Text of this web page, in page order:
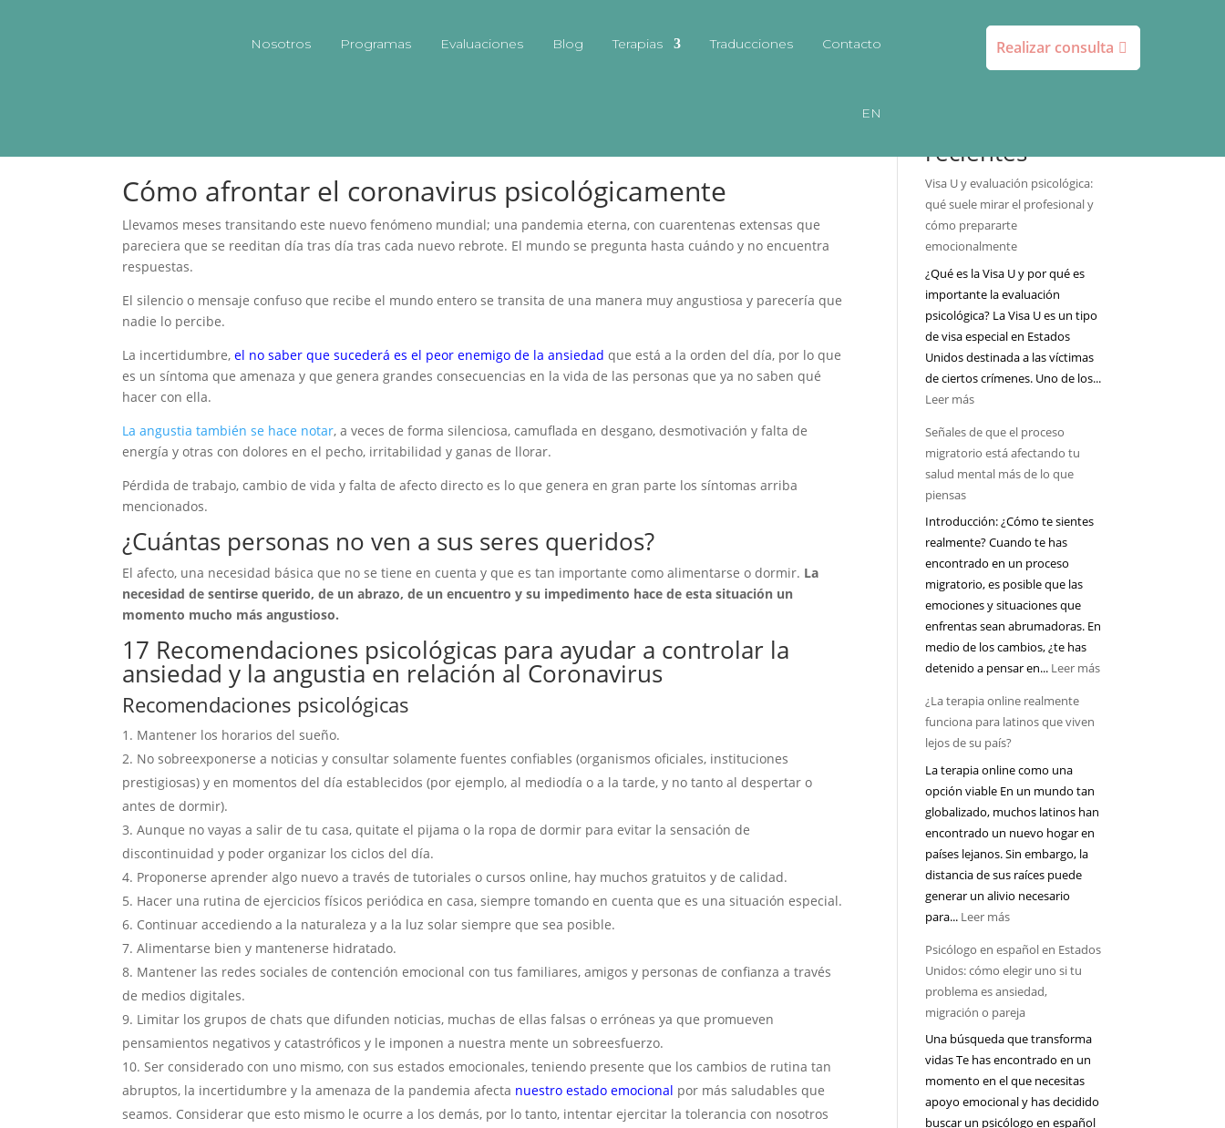
Nosotros Programas Evaluaciones Blog Terapias Traducciones Contacto
EN
Realizar consulta
Cómo afrontar el coronavirus psicológicamente
Llevamos meses transitando este nuevo fenómeno mundial; una pandemia eterna, con cuarentenas extensas que
pareciera que se reeditan día tras día tras cada nuevo rebrote. El mundo se pregunta hasta cuándo y no encuentra
respuestas.
El silencio o mensaje confuso que recibe el mundo entero se transita de una manera muy angustiosa y parecería que
nadie lo percibe.
La incertidumbre,el no saber que sucederá es el peor enemigo de la ansiedad que está a la orden del día, por lo que
es un síntoma que amenaza y que genera grandes consecuencias en la vida de las personas que ya no saben qué
hacer con ella.
La angustia también se hace notar, a veces de forma silenciosa, camuflada en desgano, desmotivación y falta de
energía y otras con dolores en el pecho, irritabilidad y ganas de llorar.
Pérdida de trabajo, cambio de vida y falta de afecto directo es lo que genera en gran parte los síntomas arriba
mencionados.
¿Cuántas personas no ven a sus seres queridos?
El afecto, una necesidad básica que no se tiene en cuenta y que es tan importante como alimentarse o dormir. La
necesidad de sentirse querido, de un abrazo, de un encuentro y su impedimento hace de esta situación un
momento mucho más angustioso.
17 Recomendaciones psicológicas para ayudar a controlar la
ansiedad y la angustia en relación al Coronavirus
Recomendaciones psicológicas
Mantener los horarios del sueño.
No sobreexponerse a noticias y consultar solamente fuentes confiables (organismos oficiales, instituciones
prestigiosas) y en momentos del día establecidos (por ejemplo, al mediodía o a la tarde, y no tanto al despertar o
antes de dormir).
Aunque no vayas a salir de tu casa, quitate el pijama o la ropa de dormir para evitar la sensación de
discontinuidad y poder organizar los ciclos del día.
Proponerse aprender algo nuevo a través de tutoriales o cursos online, hay muchos gratuitos y de calidad.
Hacer una rutina de ejercicios físicos periódica en casa, siempre tomando en cuenta que es una situación especial.
Continuar accediendo a la naturaleza y a la luz solar siempre que sea posible.
Alimentarse bien y mantenerse hidratado.
Mantener las redes sociales de contención emocional con tus familiares, amigos y personas de confianza a través
de medios digitales.
Limitar los grupos de chats que difunden noticias, muchas de ellas falsas o erróneas ya que promueven
pensamientos negativos y catastróficos y le imponen a nuestra mente un sobreesfuerzo.
Ser considerado con uno mismo, con sus estados emocionales, teniendo presente que los cambios de rutina tan
abruptos, la incertidumbre y la amenaza de la pandemia afecta nuestro estado emocional por más saludables que
seamos. Considerar que esto mismo le ocurre a los demás, por lo tanto, intentar ejercitar la tolerancia con nosotros
Buscar
recientes
Visa U y evaluación psicológica:
qué suele mirar el profesional y
cómo prepararte
emocionalmente
¿Qué es la Visa U y por qué es
importante la evaluación
psicológica? La Visa U es un tipo
de visa especial en Estados
Unidos destinada a las víctimas
de ciertos crímenes. Uno de los...
Leer más:
U
y
evaluación
qué
suele
mirar
el
profesional
y
cómo
prepararte
Señales de que el proceso
migratorio está afectando tu
salud mental más de lo que
piensas
Introducción: ¿Cómo te sientes
realmente? Cuando te has
encontrado en un proceso
migratorio, es posible que las
emociones y situaciones que
enfrentas sean abrumadoras. En
medio de los cambios, ¿te has
detenido a pensar en... Leer más:
¿La terapia online realmente
funciona para latinos que viven
lejos de su país?
La terapia online como una
opción viable En un mundo tan
globalizado, muchos latinos han
encontrado un nuevo hogar en
países lejanos. Sin embargo, la
distancia de sus raíces puede
generar un alivio necesario
para... Leer más:
terapia
online
realmente
funciona
para
latinos
que
viven
Psicólogo en español en Estados
Unidos: cómo elegir uno si tu
problema es ansiedad,
migración o pareja
Una búsqueda que transforma
vidas Te has encontrado en un
momento en el que necesitas
apoyo emocional y has decidido
buscar un psicólogo en español